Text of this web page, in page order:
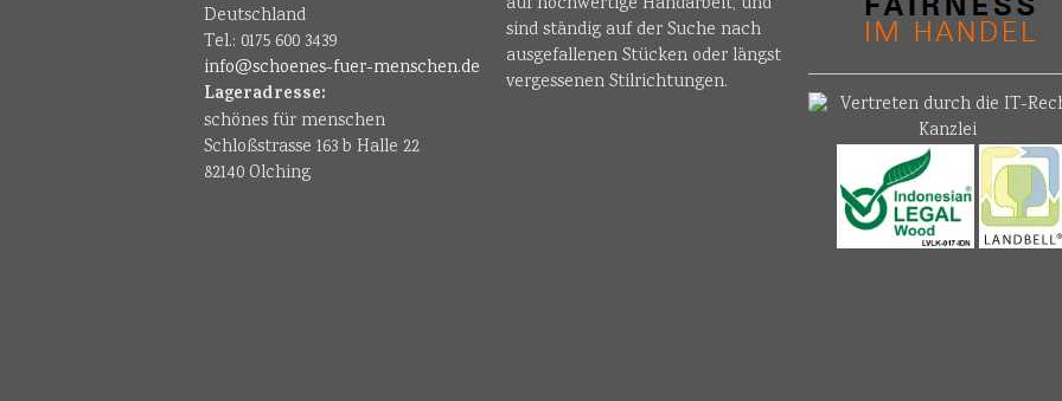
Deutschland
Tel.: 0175 600 3439
info@schoenes-fuer-menschen.de
Lageradresse:
schönes für menschen
Schloßstrasse 163 b Halle 22
82140 Olching
sind ständig auf der Suche nach
ausgefallenen Stücken oder längst
vergessenen Stilrichtungen.